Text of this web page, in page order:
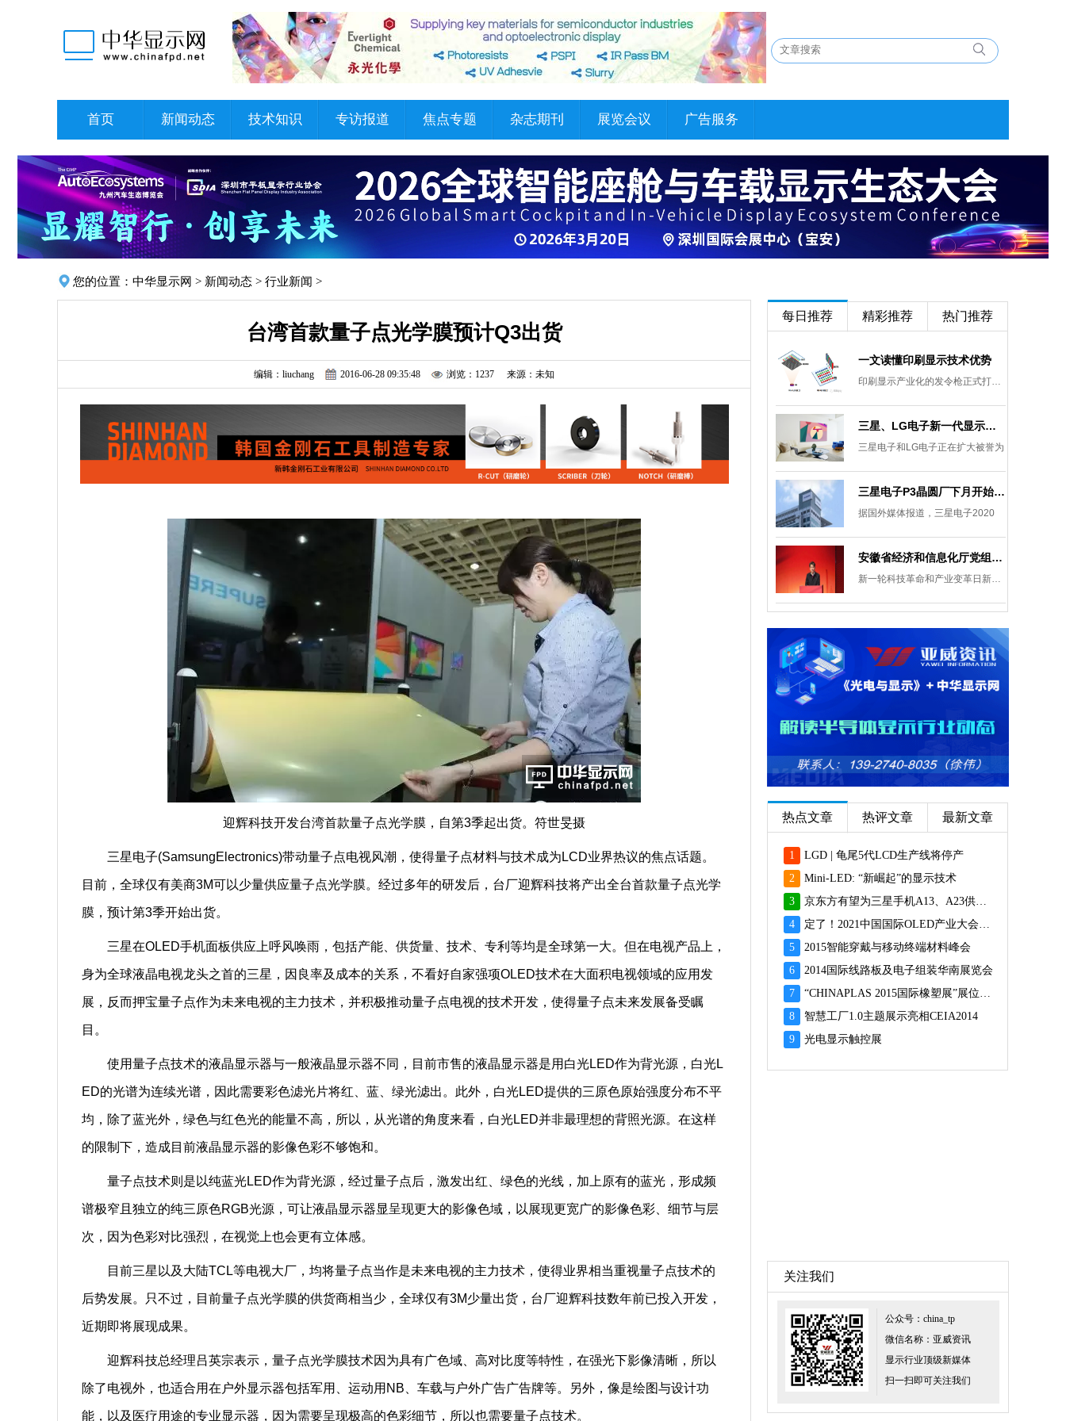
首页 新闻动态 技术知识 专访报道 焦点专题 杂志期刊 展览会议 广告服务
您的位置： 中华显示网 > 新闻动态 > 行业新闻 >
台湾首款量子点光学膜预计Q3出货
编辑：liuchang 2016-06-28 09:35:48 浏览：1237 来源：未知
迎辉科技开发台湾首款量子点光学膜，自第3季起出货。符世旻摄
三星电子(SamsungElectronics)带动量子点电视风潮，使得量子点材料与技术成为LCD业界热议的焦点话题。
目前，全球仅有美商3M可以少量供应量子点光学膜。经过多年的研发后，台厂迎辉科技将产出全台首款量子点光学
膜，预计第3季开始出货。
三星在OLED手机面板供应上呼风唤雨，包括产能、供货量、技术、专利等均是全球第一大。但在电视产品上，
身为全球液晶电视龙头之首的三星，因良率及成本的关系，不看好自家强项OLED技术在大面积电视领域的应用发
展，反而押宝量子点作为未来电视的主力技术，并积极推动量子点电视的技术开发，使得量子点未来发展备受瞩
目。
使用量子点技术的液晶显示器与一般液晶显示器不同，目前市售的液晶显示器是用白光LED作为背光源，白光L
ED的光谱为连续光谱，因此需要彩色滤光片将红、蓝、绿光滤出。此外，白光LED提供的三原色原始强度分布不平
均，除了蓝光外，绿色与红色光的能量不高，所以，从光谱的角度来看，白光LED并非最理想的背照光源。在这样
的限制下，造成目前液晶显示器的影像色彩不够饱和。
量子点技术则是以纯蓝光LED作为背光源，经过量子点后，激发出红、绿色的光线，加上原有的蓝光，形成频
谱极窄且独立的纯三原色RGB光源，可让液晶显示器显呈现更大的影像色域，以展现更宽广的影像色彩、细节与层
次，因为色彩对比强烈，在视觉上也会更有立体感。
目前三星以及大陆TCL等电视大厂，均将量子点当作是未来电视的主力技术，使得业界相当重视量子点技术的
后势发展。只不过，目前量子点光学膜的供货商相当少，全球仅有3M少量出货，台厂迎辉科技数年前已投入开发，
近期即将展现成果。
迎辉科技总经理吕英宗表示，量子点光学膜技术因为具有广色域、高对比度等特性，在强光下影像清晰，所以
除了电视外，也适合用在户外显示器包括军用、运动用NB、车载与户外广告广告牌等。另外，像是绘图与设计功
能，以及医疗用途的专业显示器，因为需要呈现极高的色彩细节，所以也需要量子点技术。
每日推荐 精彩推荐 热门推荐
一文读懂印刷显示技术优势
印刷显示产业化的发令枪正式打响。
三星、LG电子新一代显示发展目标：集中扩大Micro LED 应用产品线
三星电子和LG电子正在扩大被誉为
三星电子P3晶圆厂下月开始安装设备，计划下半年建成
据国外媒体报道，三星电子2020
安徽省经济和信息化厅党组成员、副厅长柯文斌：掌握显示技术发展主动权 打造新型显示产业制造集群
新一轮科技革命和产业变革日新月异
热点文章 热评文章 最新文章
1
LGD | 龟尾5代LCD生产线将停产
2
Mini-LED: “新崛起”的显示技术
3
京东方有望为三星手机A13、A23供应面板
4
定了！2021中国国际OLED产业大会12月重磅启幕
5
2015智能穿戴与移动终端材料峰会
6
2014国际线路板及电子组装华南展览会
7
“CHINAPLAS 2015国际橡塑展”展位预订火爆 彰显橡塑业乐观前景
8
智慧工厂1.0主题展示亮相CEIA2014
9
光电显示触控展
关注我们
公众号：china_tp
微信名称：亚威资讯
显示行业顶级新媒体
扫一扫即可关注我们